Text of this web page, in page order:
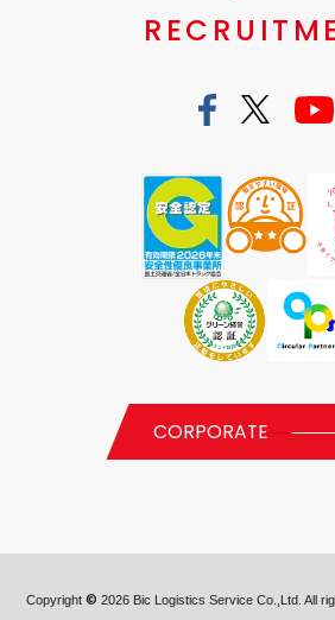
CORPORATE
Copyright © 2026 Bic Logistics Service Co.,Ltd. All